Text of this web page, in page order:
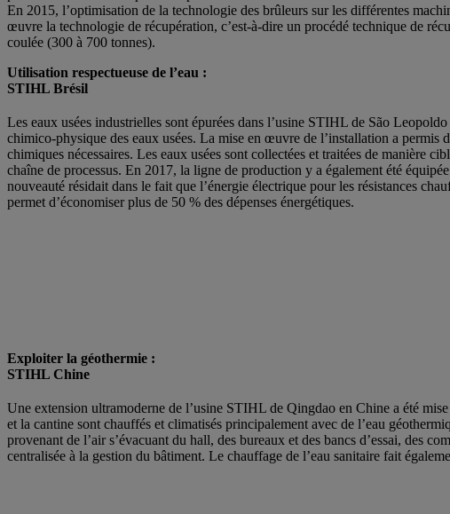
En 2015, l’optimisation de la technologie des brûleurs sur les différentes
œuvre la technologie de récupération, c’est-à-dire un procédé technique de
coulée (300 à 700 tonnes).
Utilisation respectueuse de l’eau :
STIHL Brésil
Les eaux usées industrielles sont épurées dans l’usine STIHL de São
chimico-physique des eaux usées. La mise en œuvre de l’installation a permis
chimiques nécessaires. Les eaux usées sont collectées et traitées de manière
chaîne de processus. En 2017, la ligne de production y a également été
nouveauté résidait dans le fait que l’énergie électrique pour les résistances
permet d’économiser plus de 50 % des dépenses énergétiques.
Exploiter la géothermie :
STIHL Chine
Une extension ultramoderne de l’usine STIHL de Qingdao en Chine a été
et la cantine sont chauffés et climatisés principalement avec de l’eau
provenant de l’air s’évacuant du hall, des bureaux et des bancs d’essai, des
centralisée à la gestion du bâtiment. Le chauffage de l’eau sanitaire fait